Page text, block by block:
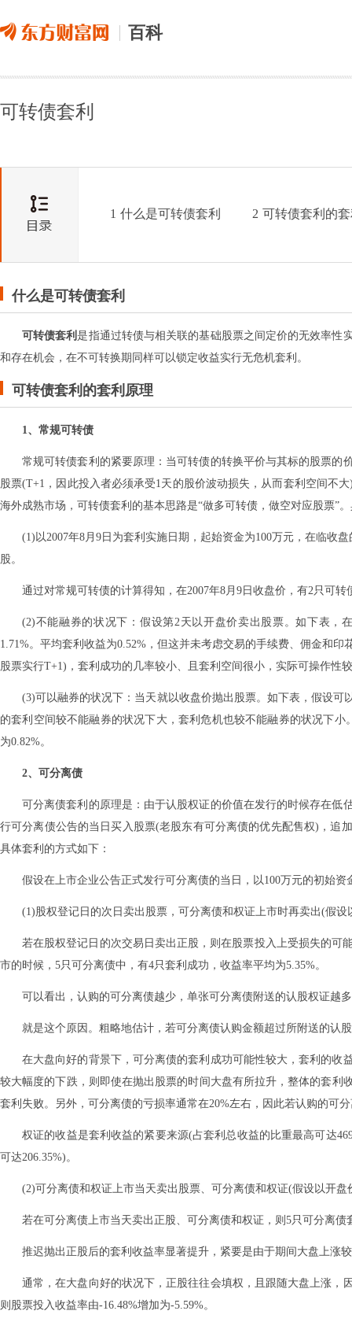
百科
可转债套利
1 什么是可转债套利 2 可转债套利的
什么是可转债套利
可转债套利是指通过转债与相关联的基础股票之间定价的无效率性
和存在机会，在不可转换期同样可以锁定收益实行无危机套利。
可转债套利的套利原理
1、常规可转债
常规可转债套利的紧要原理：当可转债的转换平价与其标的股票
股票(T+1，因此投入者必须承受1天的股价波动损失，从而套利空间不
海外成熟市场，可转债套利的基本思路是“做多可转债，做空对应股票”
(1)以2007年8月9日为套利实施日期，起始资金为100万元，在临收
股。
通过对常规可转债的计算得知，在2007年8月9日收盘价，有2只可
(2)不能融券的状况下：假设第2天以开盘价卖出股票。如下表，
1.71%。平均套利收益为0.52%，但这并未考虑交易的手续费、佣金和
股票实行T+1)，套利成功的几率较小、且套利空间很小，实际可操作性
(3)可以融券的状况下：当天就以收盘价抛出股票。如下表，假设
的套利空间较不能融券的状况下大，套利危机也较不能融券的状况下
为0.82%。
2、可分离债
可分离债套利的原理是：由于认股权证的价值在发行的时候存在
行可分离债公告的当日买入股票(老股东有可分离债的优先配售权)，追
具体套利的方式如下：
假设在上市企业公告正式发行可分离债的当日，以100万元的初始
(1)股权登记日的次日卖出股票，可分离债和权证上市时再卖出(假设
若在股权登记日的次交易日卖出正股，则在股票投入上受损失的
市的时候，5只可分离债中，有4只套利成功，收益率平均为5.35%。
可以看出，认购的可分离债越少，单张可分离债附送的认股权证越
就是这个原因。粗略地估计，若可分离债认购金额超过所附送的认
在大盘向好的背景下，可分离债的套利成功可能性较大，套利的
较大幅度的下跌，则即使在抛出股票的时间大盘有所拉升，整体的套
套利失败。另外，可分离债的亏损率通常在20%左右，因此若认购的可
权证的收益是套利收益的紧要来源(占套利总收益的比重最高可达
可达206.35%)。
(2)可分离债和权证上市当天卖出股票、可分离债和权证(假设以开盘
若在可分离债上市当天卖出正股、可分离债和权证，则5只可分离债
推迟抛出正股后的套利收益率显著提升，紧要是由于期间大盘上涨
通常，在大盘向好的状况下，正股往往会填权，且跟随大盘上涨
则股票投入收益率由-16.48%增加为-5.59%。